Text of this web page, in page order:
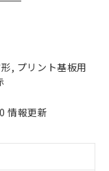
, プリント基板用
情報更新